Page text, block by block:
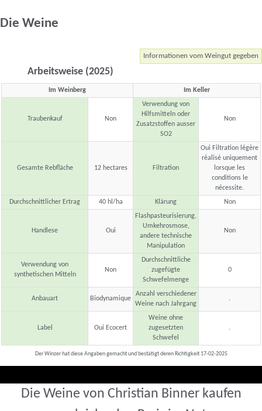
Die Weine
Informationen vom Weingut gegeben
Arbeitsweise (2025)
Im Weinberg Im Keller
Traubenkauf Non
Verwendung von
Hilfsmitteln oder
Zusatzstoffen ausser
SO2
Non
Gesamte Rebfläche 12 hectares Filtration
Oui Filtration légère
réalisé uniquement
lorsque les
conditions le
nécessite.
Durchschnittlicher Ertrag
40 hl/ha Klärung Non
Handlese Oui
Flashpasteurisierung,
Umkehrosmose,
andere technische
Manipulation
Non
Verwendung von
synthetischen Mitteln
Non
Durchschnittliche
zugefügte
Schwefelmenge
0
Anbauart Biodynamique
Anzahl verschiedener
Weine nach Jahrgang
.
Label Oui Ecocert
Weine ohne
zugesetzten
Schwefel
.
Der Winzer hat diese Angaben gemacht und bestätigt deren Richtigkeit 17-02-2025
Die Weine von Christian Binner kaufen